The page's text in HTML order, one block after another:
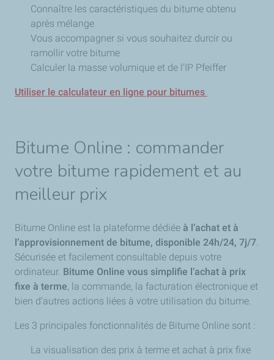
Connaître les caractéristiques du bitume obtenu
après mélange
Vous accompagner si vous souhaitez durcir ou
ramollir votre bitume
Calculer la masse volumique et de l’IP Pfeiffer
Utiliser le calculateur en ligne pour bitumes
Bitume Online : commander
votre bitume rapidement et au
meilleur prix
Bitume Online est la plateforme dédiée à l’achat et à
l’approvisionnement de bitume, disponible 24h/24, 7j/7.
Sécurisée et facilement consultable depuis votre
ordinateur. Bitume Online vous simplifie l’achat à prix
fixe à terme, la commande, la facturation électronique et
bien d’autres actions liées à votre utilisation du bitume.
Les 3 principales fonctionnalités de Bitume Online sont :
La visualisation des prix à terme et achat à prix fixe